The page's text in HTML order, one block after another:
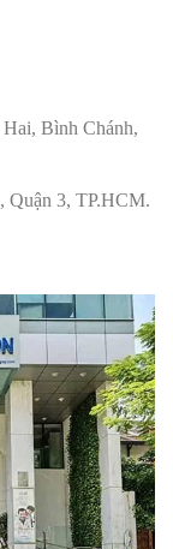
Bình Chánh,
Quận 3, TP.HCM.